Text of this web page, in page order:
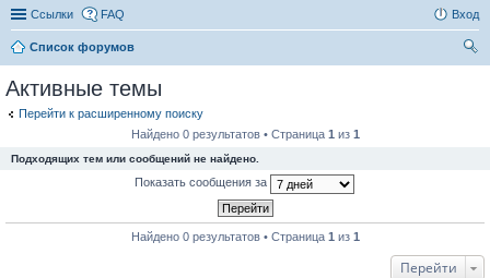
Ссылки FAQ Вход
Список форумов
Активные темы
Перейти к расширенному поиску
Найдено 0 результатов • Страница 1 из 1
Подходящих тем или сообщений не найдено.
Показать сообщения за
Найдено 0 результатов • Страница 1 из 1
Перейти